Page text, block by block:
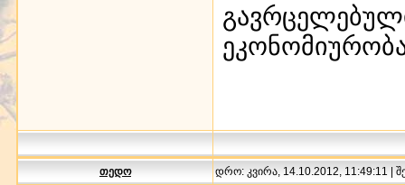
თედო დრო: კვირა, 14.10.2012, 11:49:11 |